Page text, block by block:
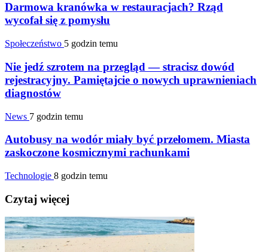
Darmowa kranówka w restauracjach? Rząd
wycofał się z pomysłu
Społeczeństwo 5 godzin temu
Nie jedź szrotem na przegląd — stracisz dowód
rejestracyjny. Pamiętajcie o nowych uprawnieniach
diagnostów
News 7 godzin temu
Autobusy na wodór miały być przełomem. Miasta
zaskoczone kosmicznymi rachunkami
Technologie 8 godzin temu
Czytaj więcej